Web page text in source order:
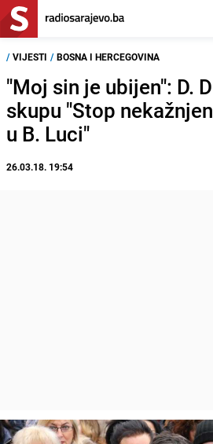
/ VIJESTI / BOSNA I HERCEGOVINA
"Moj sin je ubijen": D.
skupu "Stop
u B. Luci"
26.03.18. 19:54